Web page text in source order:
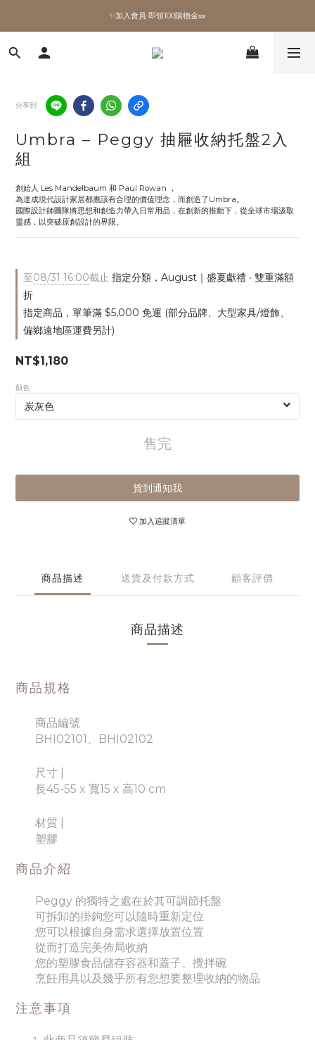
✨加入會員 即領100購物金🎫
✨加入會員 即領100購物金🎫
全館滿額現折🔥
✨加入會員 即領100購物金🎫
分享到
Umbra – Peggy 抽屜收納托盤2入
組
創始人 Les Mandelbaum 和 Paul Rowan ，
為達成現代設計家居都應該有合理的價值理念，而創造了Umbra。
國際設計師團隊將思想和創造力帶入日常用品，在創新的推動下，從全球市場汲取
靈感，以突破原創設計的界限。
至08/31 16:00截止 指定分類，August｜盛夏獻禮 ‧ 雙重滿額
折
指定商品，單筆滿 $5,000 免運 (部分品牌、大型家具/燈飾、
偏鄉遠地區運費另計)
NT$1,180
顏色
售完
貨到通知我
加入追蹤清單
商品描述 送貨及付款方式 顧客評價
商品描述
商品規格
商品編號
BHI02101、BHI02102
尺寸 |
長45-55 x 寬15 x 高10 cm
材質
塑膠
商品介紹
Peggy 的獨特之處在於其可調節托盤
可拆卸的掛鉤您可以隨時重新定位
您可以根據自身需求選擇放置位置
從而打造完美佈局收納
您的塑膠食品儲存容器和蓋子、攪拌碗
烹飪用具以及幾乎所有您想要整理收納的物品
注意事項